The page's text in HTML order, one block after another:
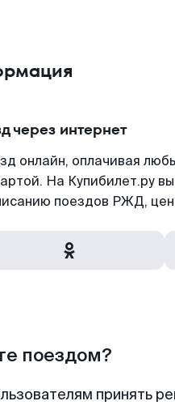
через интернет
онлайн, оплачивая
На Купибилет.ру
поездов РЖД,
поездом?
принять